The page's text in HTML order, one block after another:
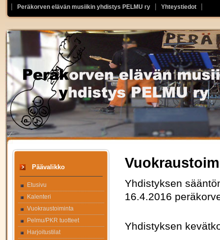
Peräkorven elävän musiikin yhdistys PELMU ry Yhteystiedot
Päävalikko
Etusivu
Kalenteri
Vuokraustoiminta
Pelmu/PKR tuotteet
Harjoitustilat
Yhdistyksen
16.4.2016
Yhdistyksen